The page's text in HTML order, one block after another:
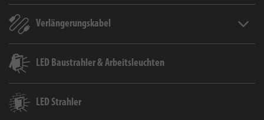
Verlängerungskabel
LED Baustrahler & Arbeitsleuchten
LED Strahler